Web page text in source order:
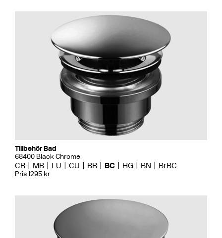
Tillbehör Bad
68400 Black Chrome
CR MB LU CU BR BC HG BN BrBC
Pris 1295 kr